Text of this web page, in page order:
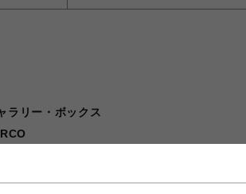
ラリー・ボックス
こちら